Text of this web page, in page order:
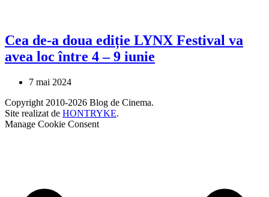
Cea de-a doua ediție LYNX Festival va
avea loc între 4 – 9 iunie
7 mai 2024
Copyright 2010-2026 Blog de Cinema.
Site realizat de HONTRYKE.
Manage Cookie Consent